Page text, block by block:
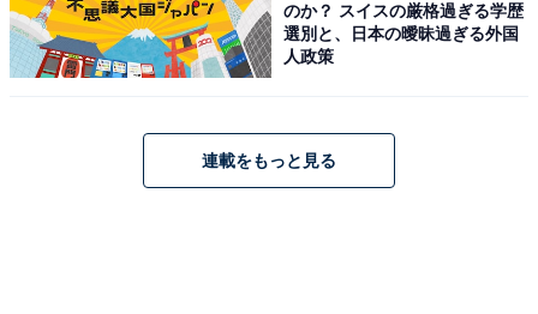
のか？ スイスの厳格過ぎる学歴
選別と、日本の曖昧過ぎる外国
人政策
連載をもっと見る